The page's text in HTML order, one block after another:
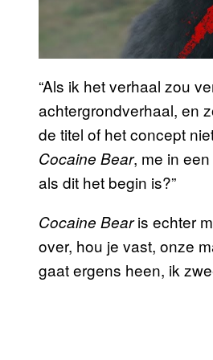
“Als ik het verhaal zou
achtergrondverhaal, en
de titel of het concept
Cocaine Bear, me in
als dit het begin is?”
Cocaine Bearis echter
over, hou je vast, onze
gaat ergens heen, ik